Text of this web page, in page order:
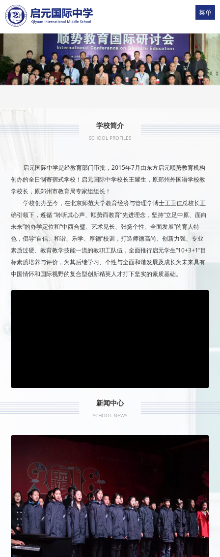
菜单
学校简介
SCHOOL PROFILES
启元国际中学是经教育部门审批，2015年7月由东方启元顺势教育机构
创办的全日制寄宿式学校！启元国际中学校长王耀生，原郑州外国语学校教
学校长，原郑州市教育局专家组组长！
学校创办至今，在北京师范大学教育经济与管理学博士王卫佳总校长正
确引领下，遵循 “聆听其心声、顺势而教育”先进理念，坚持“立足中原、面向
未来”的办学定位和“中西合璧、艺术见长、张扬个性、全面发展”的育人特
色，倡导“自信、和谐、乐学、厚德”校训，打造师德高尚、创新力强、专业
素质过硬、教育教学技能一流的教职工队伍，全面推行启元学生“10+3+1”目
标素质培养与评价，为其后继学习、个性与全面和谐发展及成长为未来具有
中国情怀和国际视野的复合型创新精英人才打下坚实的素质基础。
新闻中心
SCHOOL NEWS